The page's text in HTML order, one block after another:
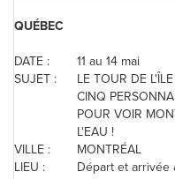
QUÉBEC
DATE :
11 au 14 mai
SUJET :
LE TOUR DE
CINQ
POUR VOIR
L'EAU !
VILLE :
MONTRÉAL
LIEU :
Départ et arrivée